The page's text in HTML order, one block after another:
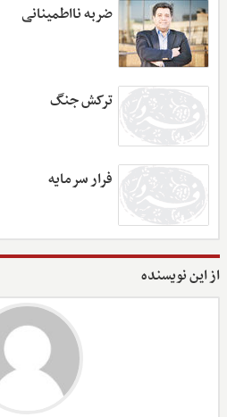
ضربه نااطمینانی
ترکش جنگ
فرار سرمایه
از این نویسنده